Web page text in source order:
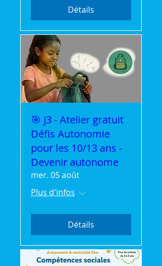
Détails
🎯 J3 - Atelier gratuit
Défis Autonomie
pour les 10/13 ans -
Devenir autonome
mer. 05 août
Plus d'infos
Détails